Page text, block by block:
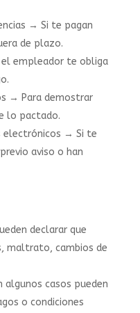
→ Si te pagan
de plazo.
el empleador te obliga
→ Para demostrar
lo pactado.
electrónicos → Si te
aviso o han
declarar que
maltrato, cambios de
casos pueden
o condiciones